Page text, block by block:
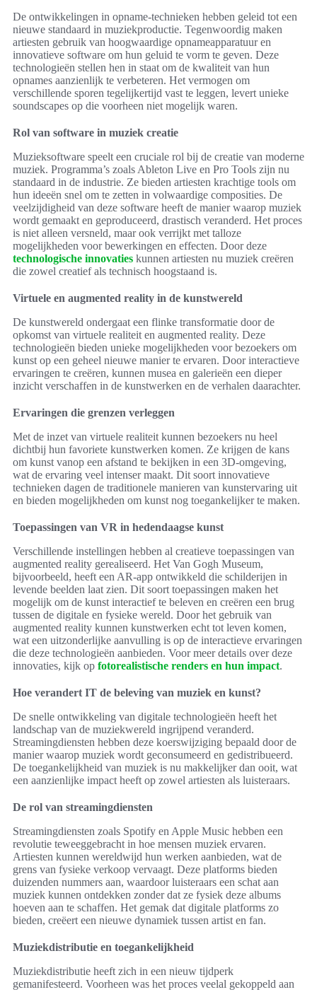
De ontwikkelingen in opname-technieken hebben geleid tot een
nieuwe standaard in muziekproductie. Tegenwoordig maken
artiesten gebruik van hoogwaardige opnameapparatuur en
innovatieve software om hun geluid te vorm te geven. Deze
technologieën stellen hen in staat om de kwaliteit van hun
opnames aanzienlijk te verbeteren. Het vermogen om
verschillende sporen tegelijkertijd vast te leggen, levert unieke
soundscapes op die voorheen niet mogelijk waren.
Rol van software in muziek creatie
Muzieksoftware speelt een cruciale rol bij de creatie van moderne
muziek. Programma’s zoals Ableton Live en Pro Tools zijn nu
standaard in de industrie. Ze bieden artiesten krachtige tools om
hun ideeën snel om te zetten in volwaardige composities. De
veelzijdigheid van deze software heeft de manier waarop muziek
wordt gemaakt en geproduceerd, drastisch veranderd. Het proces
is niet alleen versneld, maar ook verrijkt met talloze
mogelijkheden voor bewerkingen en effecten. Door deze
technologische innovaties kunnen artiesten nu muziek creëren
die zowel creatief als technisch hoogstaand is.
Virtuele en augmented reality in de kunstwereld
De kunstwereld ondergaat een flinke transformatie door de
opkomst van virtuele realiteit en augmented reality. Deze
technologieën bieden unieke mogelijkheden voor bezoekers om
kunst op een geheel nieuwe manier te ervaren. Door interactieve
ervaringen te creëren, kunnen musea en galerieën een dieper
inzicht verschaffen in de kunstwerken en de verhalen daarachter.
Ervaringen die grenzen verleggen
Met de inzet van virtuele realiteit kunnen bezoekers nu heel
dichtbij hun favoriete kunstwerken komen. Ze krijgen de kans
om kunst vanop een afstand te bekijken in een 3D-omgeving,
wat de ervaring veel intenser maakt. Dit soort innovatieve
technieken dagen de traditionele manieren van kunstervaring uit
en bieden mogelijkheden om kunst nog toegankelijker te maken.
Toepassingen van VR in hedendaagse kunst
Verschillende instellingen hebben al creatieve toepassingen van
augmented reality gerealiseerd. Het Van Gogh Museum,
bijvoorbeeld, heeft een AR-app ontwikkeld die schilderijen in
levende beelden laat zien. Dit soort toepassingen maken het
mogelijk om de kunst interactief te beleven en creëren een brug
tussen de digitale en fysieke wereld. Door het gebruik van
augmented reality kunnen kunstwerken echt tot leven komen,
wat een uitzonderlijke aanvulling is op de interactieve ervaringen
die deze technologieën aanbieden. Voor meer details over deze
innovaties, kijk op fotorealistische renders en hun impact.
Hoe verandert IT de beleving van muziek en kunst?
De snelle ontwikkeling van digitale technologieën heeft het
landschap van de muziekwereld ingrijpend veranderd.
Streamingdiensten hebben deze koerswijziging bepaald door de
manier waarop muziek wordt geconsumeerd en gedistribueerd.
De toegankelijkheid van muziek is nu makkelijker dan ooit, wat
een aanzienlijke impact heeft op zowel artiesten als luisteraars.
De rol van streamingdiensten
Streamingdiensten zoals Spotify en Apple Music hebben een
revolutie teweeggebracht in hoe mensen muziek ervaren.
Artiesten kunnen wereldwijd hun werken aanbieden, wat de
grens van fysieke verkoop vervaagt. Deze platforms bieden
duizenden nummers aan, waardoor luisteraars een schat aan
muziek kunnen ontdekken zonder dat ze fysiek deze albums
hoeven aan te schaffen. Het gemak dat digitale platforms zo
bieden, creëert een nieuwe dynamiek tussen artist en fan.
Muziekdistributie en toegankelijkheid
Muziekdistributie heeft zich in een nieuw tijdperk
gemanifesteerd. Voorheen was het proces veelal gekoppeld aan